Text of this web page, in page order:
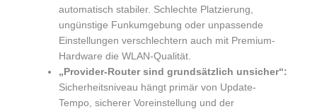
automatisch stabiler. Schlechte Platzierung,
ungünstige Funkumgebung oder unpassende
Einstellungen verschlechtern auch mit Premium-
Hardware die WLAN-Qualität.
„Provider-Router sind grundsätzlich unsicher“:
Sicherheitsniveau hängt primär von Update-
Tempo, sicherer Voreinstellung und der